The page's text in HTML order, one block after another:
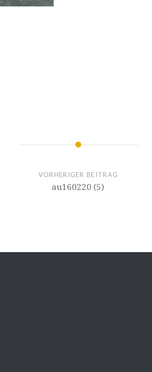
VORHERIGER BEITRAG
au160220 (5)